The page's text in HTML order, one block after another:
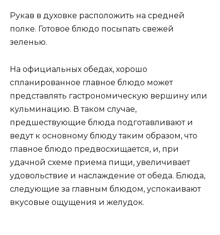
Рукав в духовке расположить на средней
полке. Готовое блюдо посыпать свежей
зеленью.
На официальных обедах, хорошо
спланированное главное блюдо может
представлять гастрономическую вершину или
кульминацию. В таком случае,
предшествующие блюда подготавливают и
ведут к основному блюду таким образом, что
главное блюдо предвосхищается, и, при
удачной схеме приема пищи, увеличивает
удовольствие и наслаждение от обеда. Блюда,
следующие за главным блюдом, успокаивают
вкусовые ощущения и желудок.